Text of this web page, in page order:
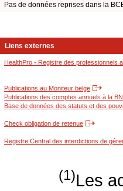
Pas de données reprises dans la
Liens externes
HealthPro - Registre des professionnels
Publications au Moniteur belge
Publications des comptes annuels à la
Base de données des statuts et des
Check obligation de retenue
Registre Central des interdictions de
(1)Les